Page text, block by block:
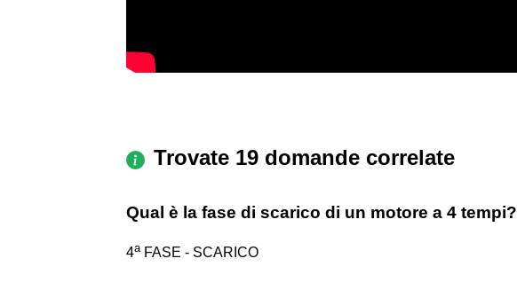
Trovate 19 domande correlate
Qual è la fase di scarico di un motore a 4 tempi?
4aFASE - SCARICO